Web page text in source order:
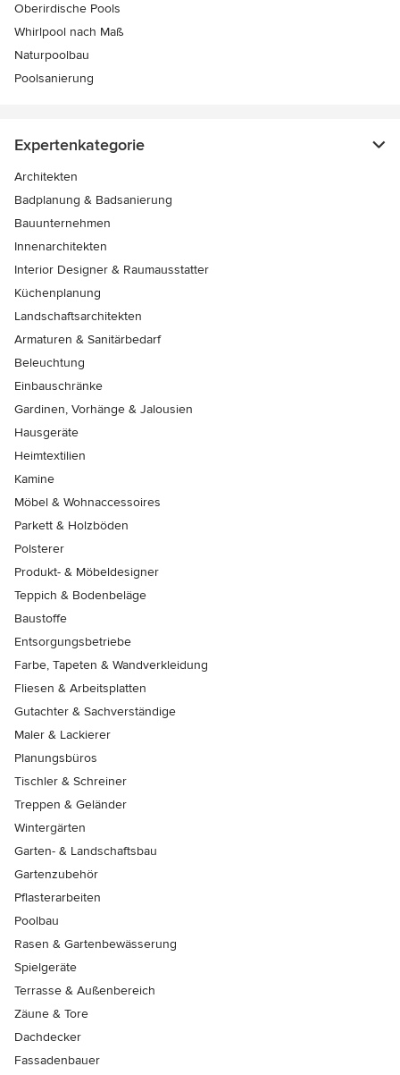
Oberirdische Pools
Whirlpool nach Maß
Naturpoolbau
Poolsanierung
Expertenkategorie
Architekten
Badplanung & Badsanierung
Bauunternehmen
Innenarchitekten
Interior Designer & Raumausstatter
Küchenplanung
Landschaftsarchitekten
Armaturen & Sanitärbedarf
Beleuchtung
Einbauschränke
Gardinen, Vorhänge & Jalousien
Hausgeräte
Heimtextilien
Kamine
Möbel & Wohnaccessoires
Parkett & Holzböden
Polsterer
Produkt- & Möbeldesigner
Teppich & Bodenbeläge
Baustoffe
Entsorgungsbetriebe
Farbe, Tapeten & Wandverkleidung
Fliesen & Arbeitsplatten
Gutachter & Sachverständige
Maler & Lackierer
Planungsbüros
Tischler & Schreiner
Treppen & Geländer
Wintergärten
Garten- & Landschaftsbau
Gartenzubehör
Pflasterarbeiten
Poolbau
Rasen & Gartenbewässerung
Spielgeräte
Terrasse & Außenbereich
Zäune & Tore
Dachdecker
Fassadenbauer